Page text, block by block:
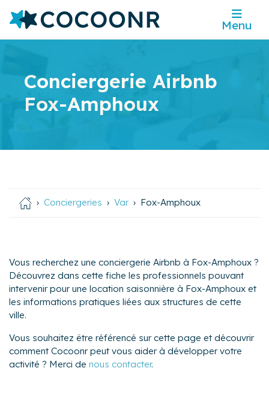
Menu
Conciergerie Airbnb
Fox-Amphoux
Conciergeries Var Fox-Amphoux
Vous recherchez une conciergerie Airbnb à Fox-Amphoux ?
Découvrez dans cette fiche les professionnels pouvant
intervenir pour une location saisonnière à Fox-Amphoux et
les informations pratiques liées aux structures de cette
ville.
Vous souhaitez être référencé sur cette page et découvrir
comment Cocoonr peut vous aider à développer votre
activité ? Merci de nous contacter.